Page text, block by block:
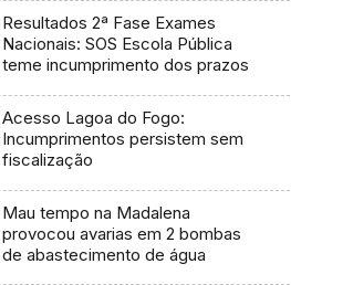
Resultados 2ª Fase Exames
Nacionais: SOS Escola Pública
teme incumprimento dos prazos
Acesso Lagoa do Fogo:
Incumprimentos persistem sem
fiscalização
Mau tempo na Madalena
provocou avarias em 2 bombas
de abastecimento de água